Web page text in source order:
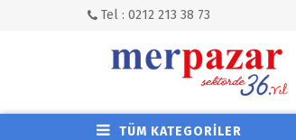
Tel : 0212 213 38 73
TÜM KATEGORİLER